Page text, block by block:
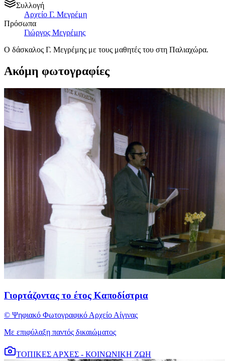
Συλλογή
Αρχείο Γ. Μεγρέμη
Πρόσωπα
Γιώργος Μεγρέμης
Ο δάσκαλος Γ. Μεγρέμης με τους μαθητές του στη Παλιαχώρα.
Ακόμη φωτογραφίες
Γιορτάζοντας το έτος Καποδίστρια
© Ψηφιακό Φωτογραφικό Αρχείο Αίγινας
Με επιφύλαξη παντός δικαιώματος
ΤΟΠΙΚΕΣ ΑΡΧΕΣ - ΚΟΙΝΩΝΙΚΗ ΖΩΗ